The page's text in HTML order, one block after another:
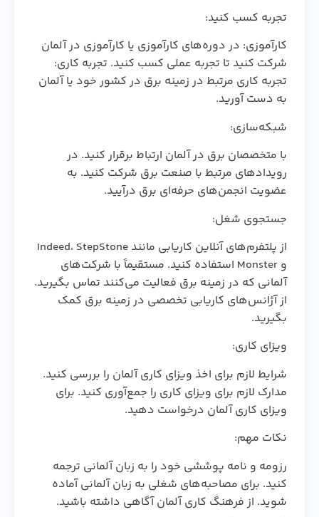
تجربه کسب کنید:
کارآموزی: در دوره‌های کارآموزی یا کارآموزی در آلمان
شرکت کنید تا تجربه عملی کسب کنید. تجربه کاری:
تجربه کاری مرتبط در زمینه برق در کشور خود یا آلمان
به دست آورید.
شبکه‌سازی:
با متخصصان برق در آلمان ارتباط برقرار کنید. در
رویدادهای مرتبط با صنعت برق شرکت کنید. به
عضویت انجمن‌های حرفه‌ای برق درآیید.
جستجوی شغل:
از پلتفرم‌های آنلاین کاریابی مانند Indeed، StepStone
و Monster استفاده کنید. مستقیماً با شرکت‌های
آلمانی که در زمینه برق فعالیت می‌کنند تماس بگیرید.
از آژانس‌های کاریابی تخصصی در زمینه برق کمک
بگیرید.
ویزای کاری:
شرایط لازم برای اخذ ویزای کاری آلمان را بررسی کنید.
مدارک لازم برای ویزای کاری را جمع‌آوری کنید. برای
ویزای کاری آلمان درخواست دهید.
نکات مهم:
رزومه و نامه پوششی خود را به زبان آلمانی ترجمه
کنید. برای مصاحبه‌های شغلی به زبان آلمانی آماده
شوید. از فرهنگ کاری آلمان آگاهی داشته باشید.